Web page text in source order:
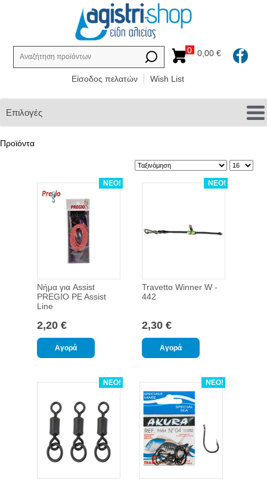
Είσοδος πελατών Wish List
0 0,00 €
Επιλογές
Προϊόντα
ΝΕΟ!
2,20 €
Νήμα για Assist
PREGIO PE Assist
Line
ΝΕΟ!
2,30 €
Travetto Winner W -
442
ΝΕΟ! ΝΕΟ!